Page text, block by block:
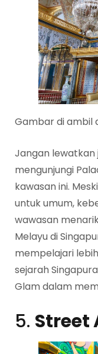
Gambar di ambil
Jangan
mengunjungi
kawasan ini.
untuk umum,
wawasan
Melayu di
mempelajari
sejarah
Glam dalam
5. Street